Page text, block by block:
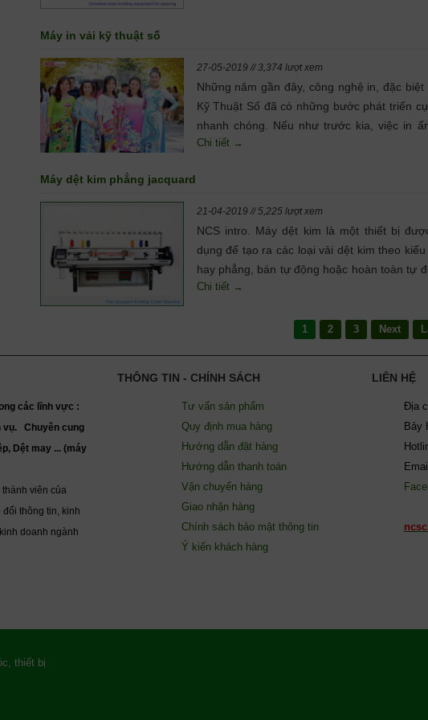
thiết bị
Máy in vải kỹ thuật số
27-05-2019 // 3,374 lượt xem
Những năm gần đây, công nghệ in, đặc biệt
Kỹ Thuật Số đã có những bước phát triển
nhanh chóng. Nếu như trước kia, việc in
tập trung trong ngành xuất bản, quảng cáo
Chi tiết →
Máy dệt kim phẳng jacquard
21-04-2019 // 5,225 lượt xem
NCS intro. Máy dệt kim là một thiết bị
dụng để tạo ra các loại vải dệt kim theo kiểu
hay phẳng, bán tự động hoặc hoàn toàn tự
Có nhiều loại máy dệt kim, từ các mẫu đơn
Chi tiết →
1 2 3 Next
các lĩnh vực :
vụ. Chuyên cung
Dệt may ... (máy
viên của
thông tin, kinh
doanh ngành
THÔNG TIN - CHÍNH SÁCH
Tư vấn sản phẩm
Quy định mua hàng
Hướng dẫn đặt hàng
Hướng dẫn thanh toán
Vận chuyển hàng
Giao nhận hàng
Chính sách bảo mật thông tin
Ý kiến khách hàng
LIÊN HỆ
Địa
Bảy